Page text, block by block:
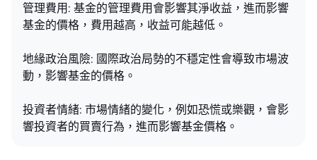
管理費用: 基金的管理費用會影響其淨收益，進而影響
基金的價格，費用越高，收益可能越低。
地緣政治風險: 國際政治局勢的不穩定性會導致市場波
動，影響基金的價格。
投資者情緒: 市場情緒的變化，例如恐慌或樂觀，會影
響投資者的買賣行為，進而影響基金價格。